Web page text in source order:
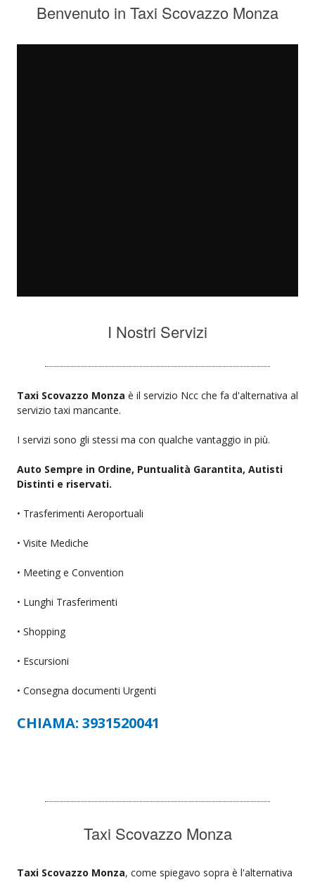
Benvenuto in Taxi Scovazzo Monza
I Nostri Servizi
Taxi Scovazzo Monza è il servizio Ncc che fa d'alternativa al
servizio taxi mancante.
I servizi sono gli stessi ma con qualche vantaggio in più.
Auto Sempre in Ordine, Puntualità Garantita, Autisti
Distinti e riservati.
• Trasferimenti Aeroportuali
• Visite Mediche
• Meeting e Convention
• Lunghi Trasferimenti
• Shopping
• Escursioni
• Consegna documenti Urgenti
CHIAMA: 3931520041
Taxi Scovazzo Monza
Taxi Scovazzo Monza, come spiegavo sopra è l'alternativa